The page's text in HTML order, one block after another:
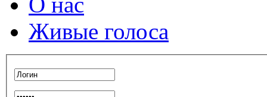
Живые голоса